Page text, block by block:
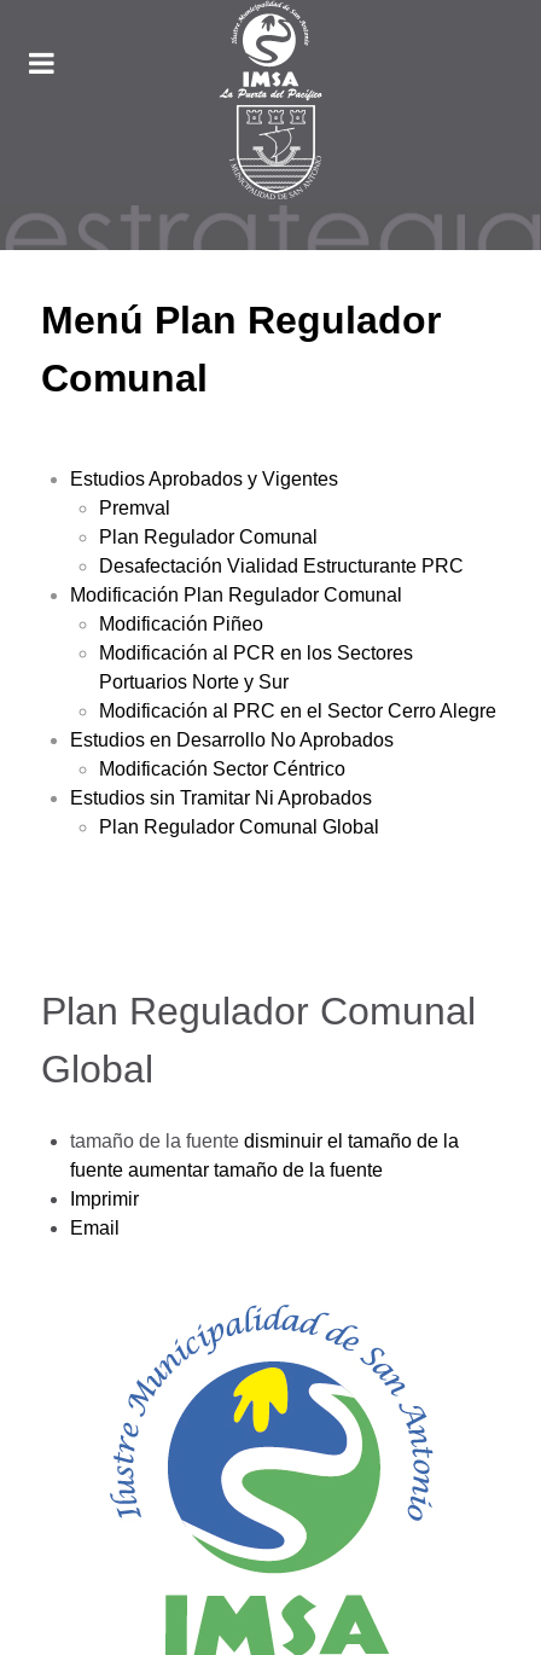
Menú Plan Regulador
Comunal
Estudios Aprobados y Vigentes
Premval
Plan Regulador Comunal
Desafectación Vialidad Estructurante PRC
Modificación Plan Regulador Comunal
Modificación Piñeo
Modificación al PCR en los Sectores
Portuarios Norte y Sur
Modificación al PRC en el Sector Cerro Alegre
Estudios en Desarrollo No Aprobados
Modificación Sector Céntrico
Estudios sin Tramitar Ni Aprobados
Plan Regulador Comunal Global
Plan Regulador Comunal
Global
tamaño de la fuente disminuir el tamaño de la
fuente aumentar tamaño de la fuente
Imprimir
Email